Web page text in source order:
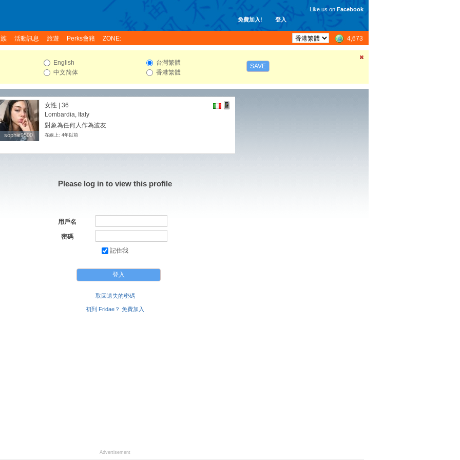
免費加入! 登入
Like us on Facebook
活動訊息 旅遊 Perks會籍 ZONE: 4,673
English
中文简体
台灣繁體
香港繁體
SAVE
sophie9500
sophie9500
女性 | 36
Lombardia, Italy
對象為任何人作為波友
在線上: 4年以前
Please log in to view this profile
用戶名
密碼
記住我
取回遺失的密碼
初到 Fridae？ 免費加入
Advertisement